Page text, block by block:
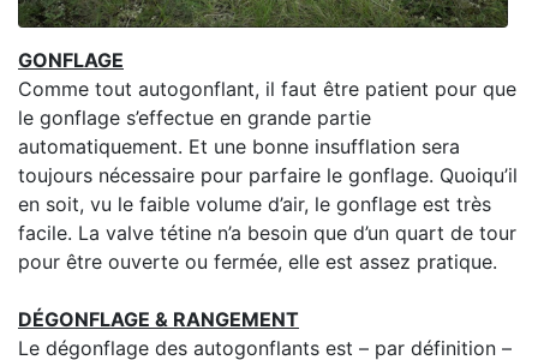
GONFLAGE
Comme tout autogonflant, il faut être patient pour que
le gonflage s’effectue en grande partie
automatiquement. Et une bonne insufflation sera
toujours nécessaire pour parfaire le gonflage. Quoiqu’il
en soit, vu le faible volume d’air, le gonflage est très
facile. La valve tétine n’a besoin que d’un quart de tour
pour être ouverte ou fermée, elle est assez pratique.
DÉGONFLAGE & RANGEMENT
Le dégonflage des autogonflants est – par définition –